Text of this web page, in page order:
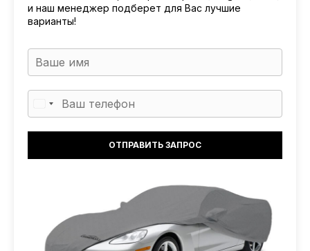
и наш менеджер подберет для Вас лучшие
варианты!